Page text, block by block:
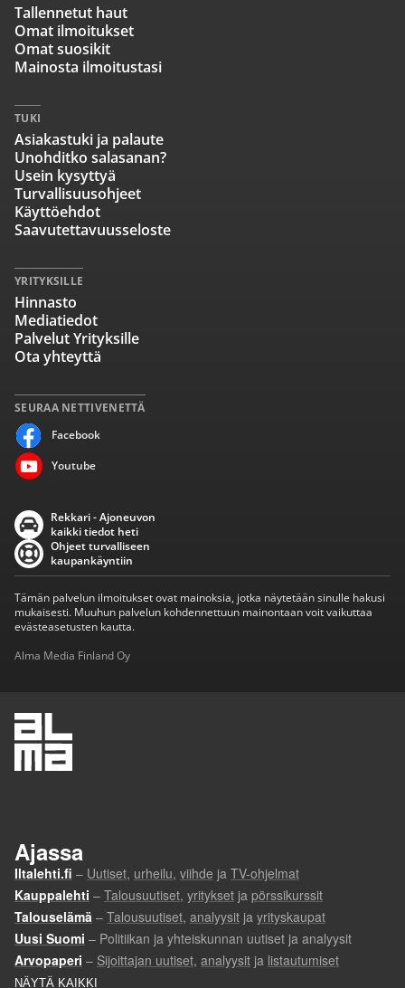
SEURAA NETTIVENETTÄ
Facebook
Youtube
Tallennetut haut
Omat ilmoitukset
Omat suosikit
Mainosta ilmoitustasi
TUKI
Asiakastuki ja palaute
Unohditko salasanan?
Usein kysyttyä
Turvallisuusohjeet
Käyttöehdot
Saavutettavuusseloste
YRITYKSILLE
Hinnasto
Mediatiedot
Palvelut Yrityksille
Ota yhteyttä
Rekkari - Ajoneuvon
kaikki tiedot heti
Ohjeet turvalliseen
kaupankäyntiin
Tämän palvelun ilmoitukset ovat mainoksia, jotka näytetään sinulle hakusi
mukaisesti. Muuhun palvelun kohdennettuun mainontaan voit vaikuttaa
evästeasetusten kautta.
Alma Media Finland Oy